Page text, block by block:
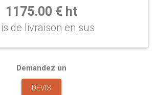
1175.00 € ht
de livraison en sus
Demandez un
DEVIS